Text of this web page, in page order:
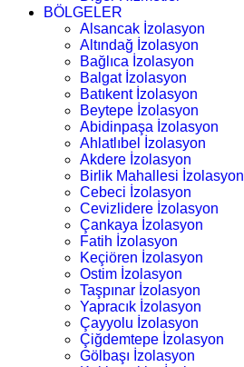
BÖLGELER
Alsancak İzolasyon
Altındağ İzolasyon
Bağlıca İzolasyon
Balgat İzolasyon
Batıkent İzolasyon
Beytepe İzolasyon
Abidinpaşa İzolasyon
Ahlatlıbel İzolasyon
Akdere İzolasyon
Birlik Mahallesi İzolasyon
Cebeci İzolasyon
Cevizlidere İzolasyon
Çankaya İzolasyon
Fatih İzolasyon
Keçiören İzolasyon
Ostim İzolasyon
Taşpınar İzolasyon
Yapracık İzolasyon
Çayyolu İzolasyon
Çiğdemtepe İzolasyon
Gölbaşı İzolasyon